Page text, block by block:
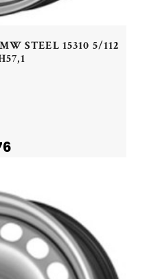
STEEL 15310 5/112